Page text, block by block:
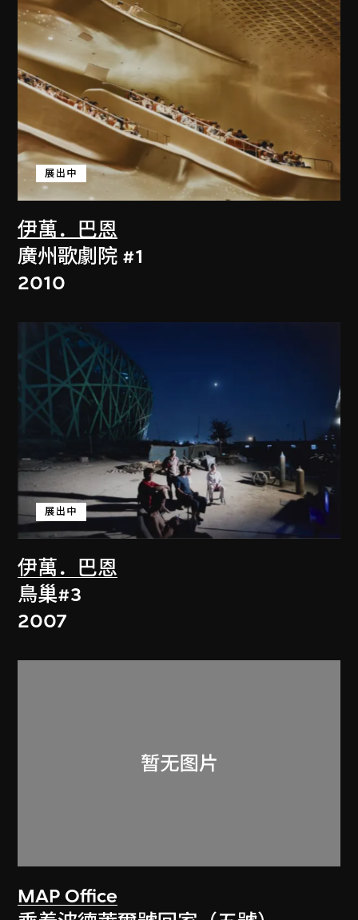
伊萬．巴恩
展出中
廣州歌劇院 #1
2010
伊萬．巴恩
展出中
鳥巢#3
2007
MAP Office